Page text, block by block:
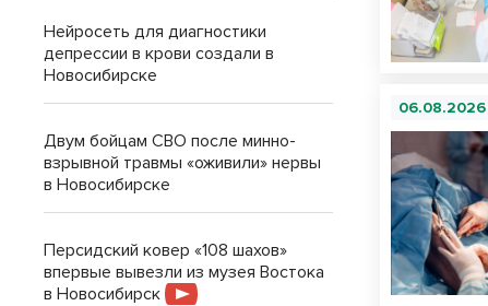
06.08.2026
Нейросеть для диагностики
депрессии в крови создали в
Новосибирске
Двум бойцам СВО после минно-
взрывной травмы «оживили» нервы
в Новосибирске
Персидский ковер «108 шахов»
впервые вывезли из музея Востока
в Новосибирск